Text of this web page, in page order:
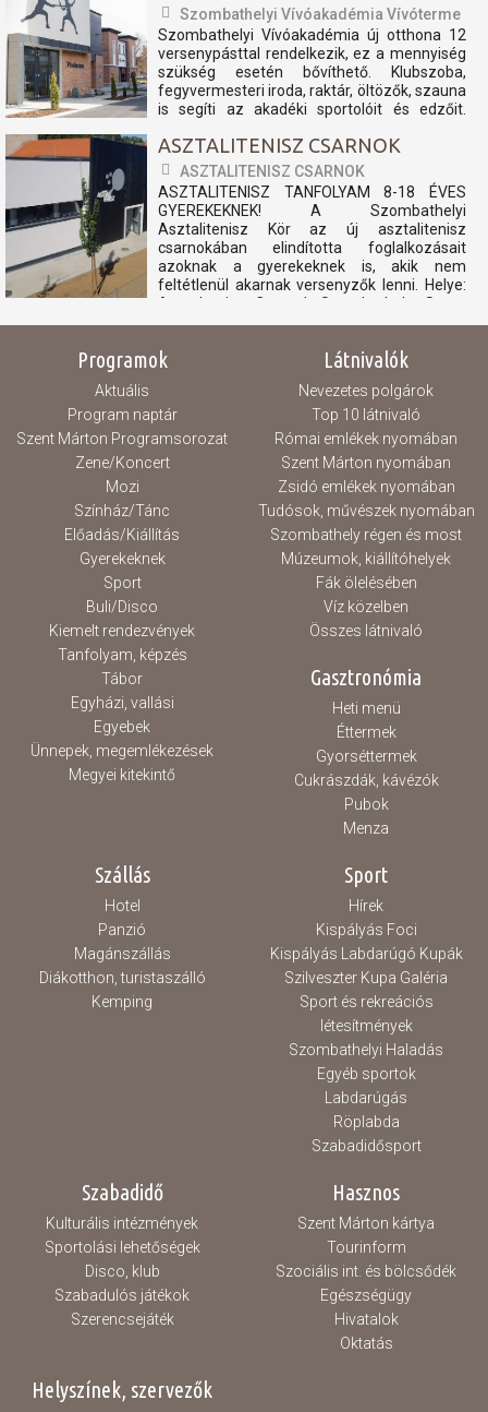
Szombathelyi Vívóakadémia Vívóterme
Szombathelyi Vívóakadémia új otthona 12
versenypásttal rendelkezik, ez a mennyiség
szükség esetén bővíthető. Klubszoba,
fegyvermesteri iroda, raktár, öltözők, szauna
is segíti az akadéki sportolóit és edzőit.
Zárva vasárnap Zárva hétfő...
ASZTALITENISZ CSARNOK
ASZTALITENISZ CSARNOK
ASZTALITENISZ TANFOLYAM 8-18 ÉVES
GYEREKEKNEK! A Szombathelyi
Asztalitenisz Kör az új asztalitenisz
csarnokában elindította foglalkozásait
azoknak a gyerekeknek is, akik nem
feltétlenül akarnak versenyzők lenni. Helye:
Asztaltenisz Csarnok Szombathely, Szent
László király utca 6. Ideje: Hétfő és
Programok
Aktuális
Program naptár
Szent Márton Programsorozat
Zene/Koncert
Mozi
Színház/Tánc
Előadás/Kiállítás
Gyerekeknek
Sport
Buli/Disco
Kiemelt rendezvények
Tanfolyam, képzés
Tábor
Egyházi, vallási
Egyebek
Ünnepek, megemlékezések
Megyei kitekintő
Látnivalók
Nevezetes polgárok
Top 10 látnivaló
Római emlékek nyomában
Szent Márton nyomában
Zsidó emlékek nyomában
Tudósok, művészek nyomában
Szombathely régen és most
Múzeumok, kiállítóhelyek
Fák ölelésében
Víz közelben
Összes látnivaló
Gasztronómia
Heti menü
Éttermek
Gyorséttermek
Cukrászdák, kávézók
Pubok
Menza
Szállás
Hotel
Panzió
Magánszállás
Diákotthon, turistaszálló
Kemping
Sport
Hírek
Kispályás Foci
Kispályás Labdarúgó Kupák
Szilveszter Kupa Galéria
Sport és rekreációs
létesítmények
Szombathelyi Haladás
Egyéb sportok
Labdarúgás
Röplabda
Szabadidősport
Szabadidő
Kulturális intézmények
Sportolási lehetőségek
Disco, klub
Szabadulós játékok
Szerencsejáték
Hasznos
Szent Márton kártya
Tourinform
Szociális int. és bölcsődék
Egészségügy
Hivatalok
Oktatás
Helyszínek, szervezők